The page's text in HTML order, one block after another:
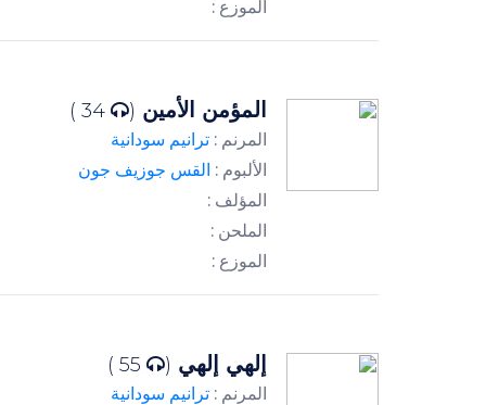
الموزع :
المؤمن الأمين (
المرنم : ترانيم سودانية
الألبوم : القس جوزيف جون
المؤلف :
الملحن :
الموزع :
إلهي إلهي (
المرنم : ترانيم سودانية